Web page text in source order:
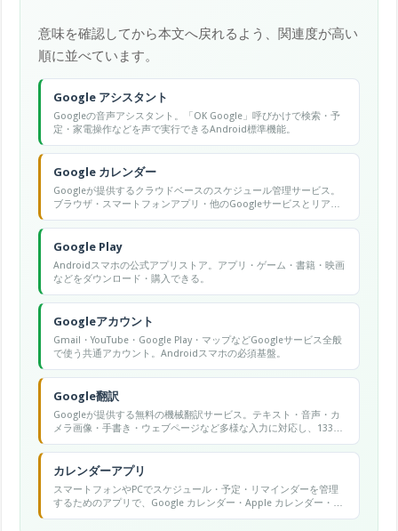
意味を確認してから本文へ戻れるよう、関連度が高い
順に並べています。
Google アシスタント
Googleの音声アシスタント。「OK Google」呼びかけで検索・予
定・家電操作などを声で実行できるAndroid標準機能。
Google カレンダー
Googleが提供するクラウドベースのスケジュール管理サービス。
ブラウザ・スマートフォンアプリ・他のGoogleサービスとリアル
タイムで同期でき、複数カレンダーの管理・イベント招待・会議
リンク自動生成などが無料で使える。
Google Play
Androidスマホの公式アプリストア。アプリ・ゲーム・書籍・映画
などをダウンロード・購入できる。
Googleアカウント
Gmail・YouTube・Google Play・マップなどGoogleサービス全般
で使う共通アカウント。Androidスマホの必須基盤。
Google翻訳
Googleが提供する無料の機械翻訳サービス。テキスト・音声・カ
メラ画像・手書き・ウェブページなど多様な入力に対応し、133言
語以上の翻訳が可能です。
カレンダーアプリ
スマートフォンやPCでスケジュール・予定・リマインダーを管理
するためのアプリで、Google カレンダー・Apple カレンダー・
Outlook カレンダーなどが代表的です。